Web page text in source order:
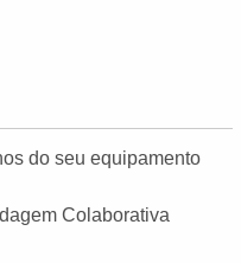
do seu equipamento
Colaborativa